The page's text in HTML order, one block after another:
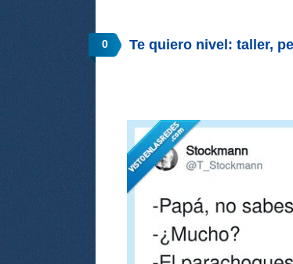
0 Te quiero nivel: taller,